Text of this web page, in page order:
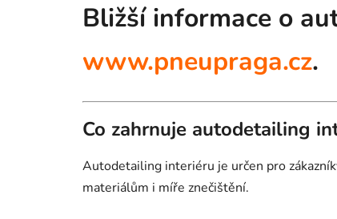
Bližší informace o
www.pneupraga.cz.
Co zahrnuje autodetailing
Autodetailing interiéru je určen pro
materiálům i míře znečištění.